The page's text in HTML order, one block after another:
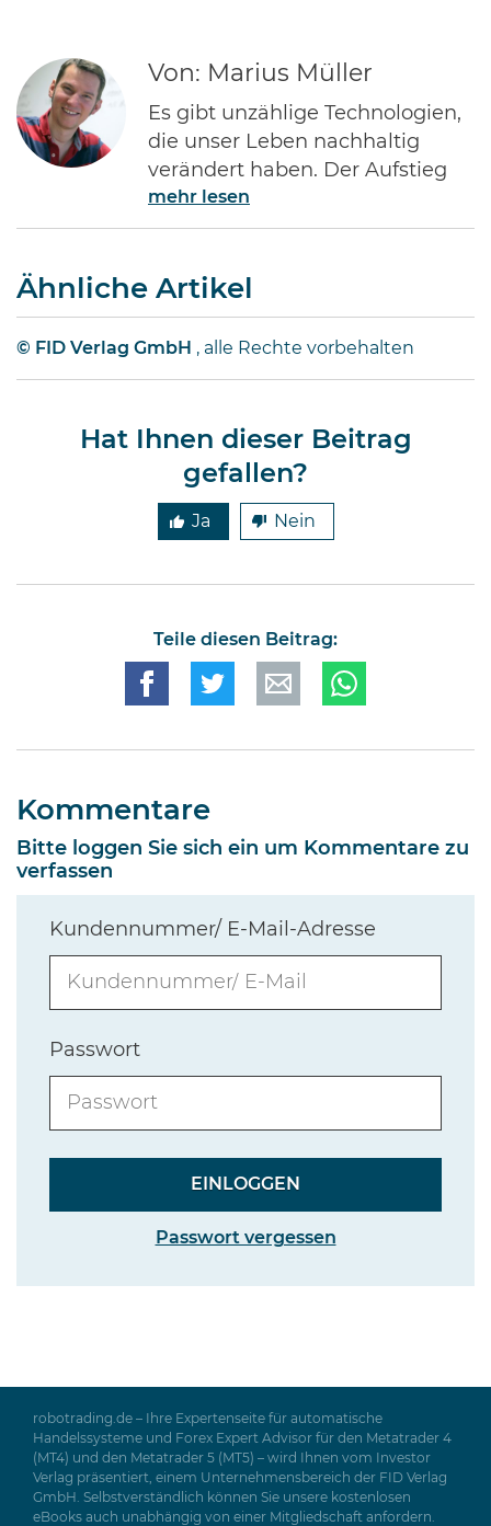
Von: Marius Müller
Es gibt unzählige Technologien,
die unser Leben nachhaltig
verändert haben. Der Aufstieg
des Internets gehört ohne Frage
zu den Bedeutendsten. Namen
Bill Gates von Microsoft dürften
jedem Investor geläufig sein.
Diese Männer haben Imperien
ganzen Welt …
mehr lesen
Ähnliche Artikel
© FID Verlag GmbH , alle Rechte vorbehalten
Hat Ihnen dieser Beitrag
gefallen?
Ja Nein
Teile diesen Beitrag:
Kommentare
Bitte loggen Sie sich ein um Kommentare zu
verfassen
Kundennummer/ E-Mail-Adresse
Passwort
Passwort vergessen
robotrading.de – Ihre Expertenseite für automatische
Handelssysteme und Forex Expert Advisor für den Metatrader 4
(MT4) und den Metatrader 5 (MT5) – wird Ihnen vom Investor
Verlag präsentiert, einem Unternehmensbereich der FID Verlag
GmbH. Selbstverständlich können Sie unsere kostenlosen
eBooks auch unabhängig von einer Mitgliedschaft anfordern.